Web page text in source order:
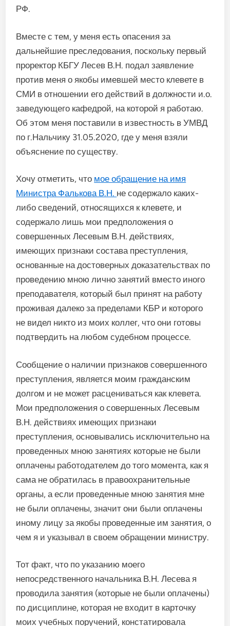
РФ.
Вместе с тем, у меня есть опасения за
дальнейшие преследования, поскольку первый
проректор КБГУ Лесев В.Н. подал заявление
против меня о якобы имевшей место клевете в
СМИ в отношении его действий в должности и.о.
заведующего кафедрой, на которой я работаю.
Об этом меня поставили в известность в УМВД
по г.Нальчику 31.05.2020, где у меня взяли
объяснение по существу.
Хочу отметить, что мое обращение на имя
Министра Фалькова В.Н. не содержало каких-
либо сведений, относящихся к клевете, и
содержало лишь мои предположения о
совершенных Лесевым В.Н. действиях,
имеющих признаки состава преступления,
основанные на достоверных доказательствах по
проведению мною лично занятий вместо иного
преподавателя, который был принят на работу
проживая далеко за пределами КБР и которого
не видел никто из моих коллег, что они готовы
подтвердить на любом судебном процессе.
Сообщение о наличии признаков совершенного
преступления, является моим гражданским
долгом и не может расцениваться как клевета.
Мои предположения о совершенных Лесевым
В.Н. действиях имеющих признаки
преступления, основывались исключительно на
проведенных мною занятиях которые не были
оплачены работодателем до того момента, как я
сама не обратилась в правоохранительные
органы, а если проведенные мною занятия мне
не были оплачены, значит они были оплачены
иному лицу за якобы проведенные им занятия, о
чем я и указывал в своем обращении министру.
Тот факт, что по указанию моего
непосредственного начальника В.Н. Лесева я
проводила занятия (которые не были оплачены)
по дисциплине, которая не входит в карточку
моих учебных поручений, констатировала